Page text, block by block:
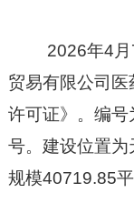
2026年4
贸易有限公司医
许可证》。编号
号。建设位置
规模40719.85平